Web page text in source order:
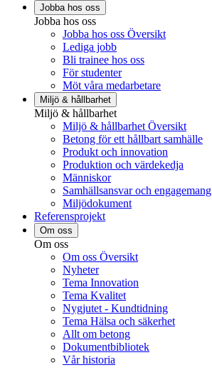
Jobba hos oss
Jobba hos oss
Jobba hos oss Översikt
Lediga jobb
Bli trainee hos oss
För studenter
Möt våra medarbetare
Miljö & hållbarhet
Miljö & hållbarhet
Miljö & hållbarhet Översikt
Betong för ett hållbart samhälle
Produkt och innovation
Produktion och värdekedja
Människor
Samhällsansvar och engagemang
Miljödokument
Referensprojekt
Om oss
Om oss
Om oss Översikt
Nyheter
Tema Innovation
Tema Kvalitet
Nygjutet - Kundtidning
Tema Hälsa och säkerhet
Allt om betong
Dokumentbibliotek
Vår historia